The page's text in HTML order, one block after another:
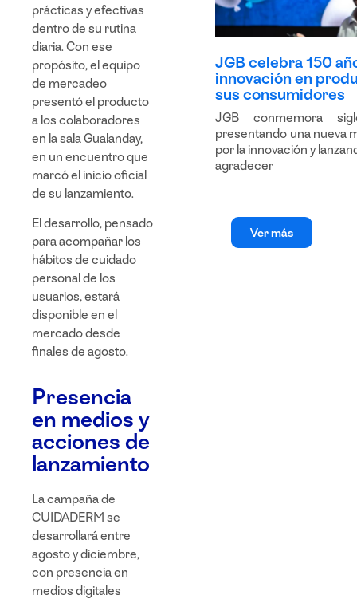
prácticas y efectivas
dentro de su rutina
diaria. Con ese
propósito, el equipo
de mercadeo
presentó el producto
a los colaboradores
en la salaGualanday,
en un encuentro que
marcó el inicio oficial
de su lanzamiento.
El desarrollo, pensado
para acompañar los
hábitos de cuidado
personal de los
usuarios, estará
disponible en el
mercado desde
finales de agosto.
Presencia
en medios y
acciones de
lanzamiento
La campaña de
CUIDADERM se
desarrollará entre
agosto y diciembre,
con presencia en
medios digitales
JGB celebra 150
innovación en
sus consumidores
JGB conmemora
presentando una nueva
por la innovación y
agradecer
Ver más